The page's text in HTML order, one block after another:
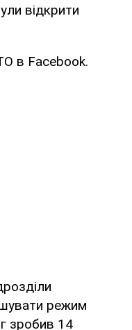
відкрити
в Facebook.
режим
зробив 14